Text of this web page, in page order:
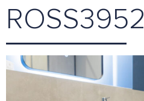
ROSS3952